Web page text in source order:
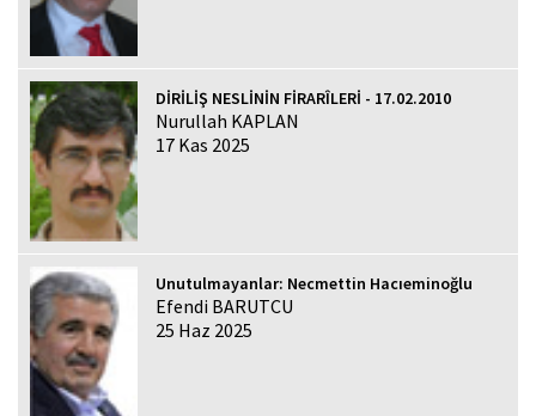
DİRİLİŞ NESLİNİN FİRARÎLERİ - 17.02.2010
Nurullah KAPLAN
17 Kas 2025
Unutulmayanlar: Necmettin Hacıeminoğlu
Efendi BARUTCU
25 Haz 2025